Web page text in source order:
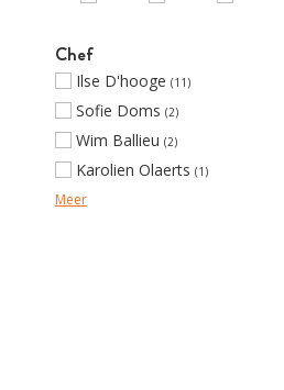
Chef
Ilse D'hooge (11)
Sofie Doms (2)
Wim Ballieu (2)
Karolien Olaerts (1)
Meer